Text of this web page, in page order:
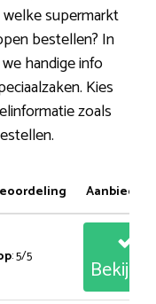
supermarkt
bestellen? In
handige info
Kies
zoals
: 5/5